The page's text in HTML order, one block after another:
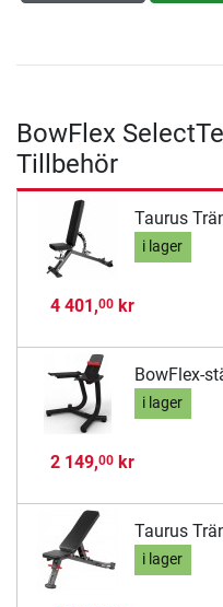
BowFlex
Tillbehör
Taurus
i lager
4 401,00kr
BowFlex-
i lager
2 149,00kr
Taurus
i lager